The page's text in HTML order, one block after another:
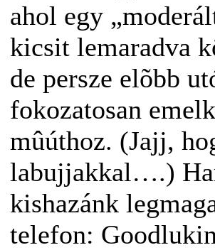
ahol egy
kicsit lemaradva
de persze elõbb
fokozatosan
mûúthoz. (Jajj,
labujjakkal….)
kishazánk
telefon: